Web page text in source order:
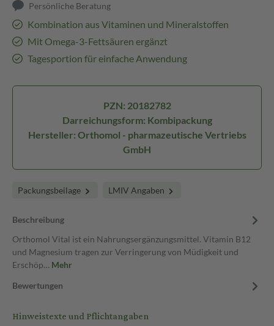
Persönliche Beratung
Kombination aus Vitaminen und Mineralstoffen
Mit Omega-3-Fettsäuren ergänzt
Tagesportion für einfache Anwendung
PZN: 20182782
Darreichungsform: Kombipackung
Hersteller: Orthomol - pharmazeutische Vertriebs
GmbH
Packungsbeilage LMIV Angaben
Beschreibung
Orthomol Vital ist ein Nahrungsergänzungsmittel. Vitamin B12
und Magnesium tragen zur Verringerung von Müdigkeit und
Erschöp… Mehr
Bewertungen
Hinweistexte und Pflichtangaben